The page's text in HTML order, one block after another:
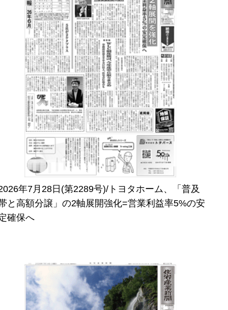
年7月28日(第2289号)/トヨタホーム、「普及
と高額分譲」の2軸展開強化=営業利益率5%の安
確保へ